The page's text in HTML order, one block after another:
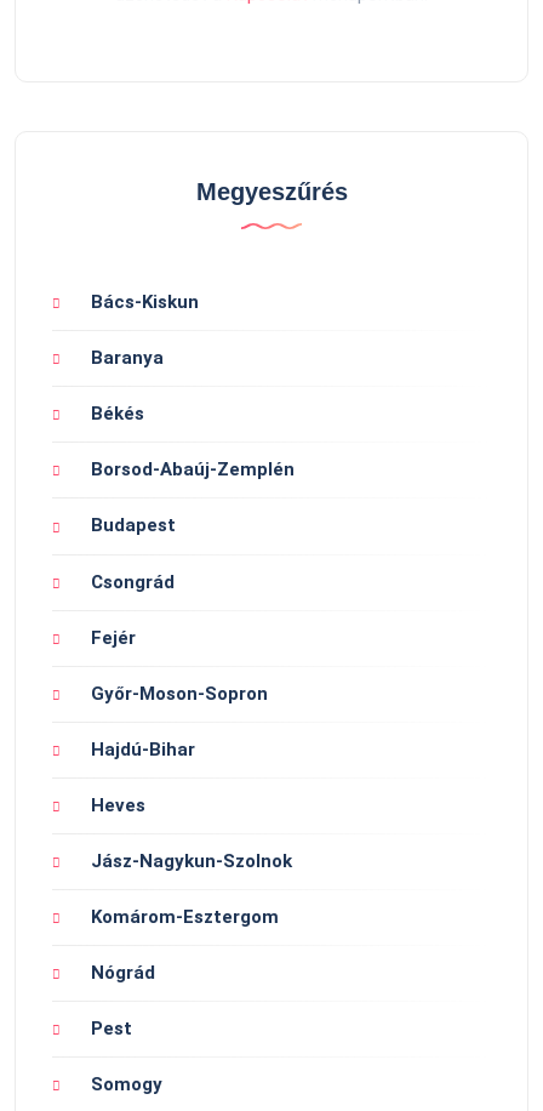
Megyeszűrés
Bács-Kiskun
Baranya
Békés
Borsod-Abaúj-Zemplén
Budapest
Csongrád
Fejér
Győr-Moson-Sopron
Hajdú-Bihar
Heves
Jász-Nagykun-Szolnok
Komárom-Esztergom
Nógrád
Pest
Somogy